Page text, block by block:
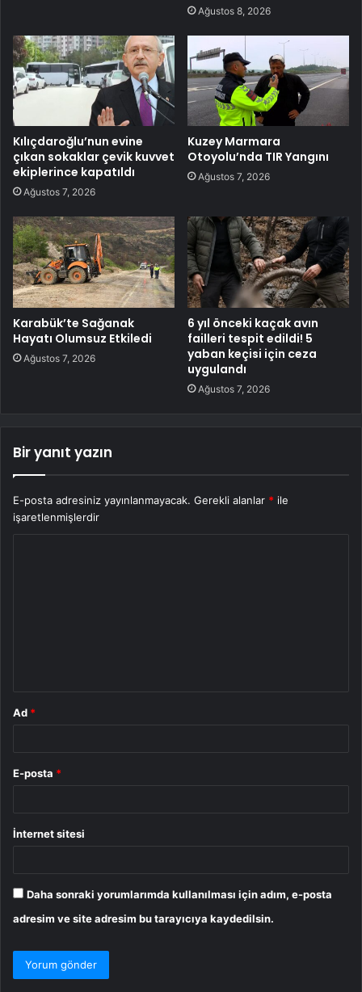
Ağustos 8, 2026
Kılıçdaroğlu’nun evine
çıkan sokaklar çevik kuvvet
ekiplerince kapatıldı
Ağustos 7, 2026
Kuzey Marmara
Otoyolu’nda TIR Yangını
Ağustos 7, 2026
Karabük’te Sağanak
Hayatı Olumsuz Etkiledi
Ağustos 7, 2026
6 yıl önceki kaçak avın
failleri tespit edildi! 5
yaban keçisi için ceza
uygulandı
Ağustos 7, 2026
Bir yanıt yazın
E-posta adresiniz yayınlanmayacak. Gerekli alanlar * ile
işaretlenmişlerdir
Ad *
E-posta *
İnternet sitesi
Daha sonraki yorumlarımda kullanılması için adım, e-posta
adresim ve site adresim bu tarayıcıya kaydedilsin.